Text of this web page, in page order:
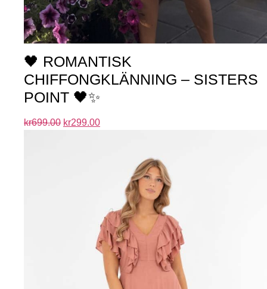
🖤 ROMANTISK
CHIFFONGKLÄNNING – SISTERS
POINT 🖤✨
kr699.00 kr299.00